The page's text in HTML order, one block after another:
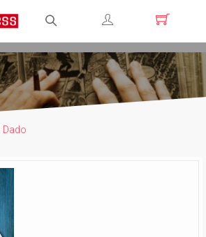
Registrati
Login
Dado